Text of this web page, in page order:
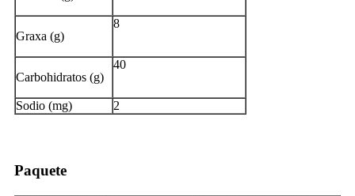
Graxa (g)
8
Carbohidratos (g)
40
Sodio (mg) 2
Paquete